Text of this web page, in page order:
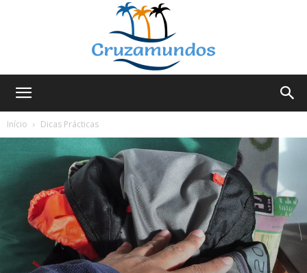
Início
Dicas Prácticas